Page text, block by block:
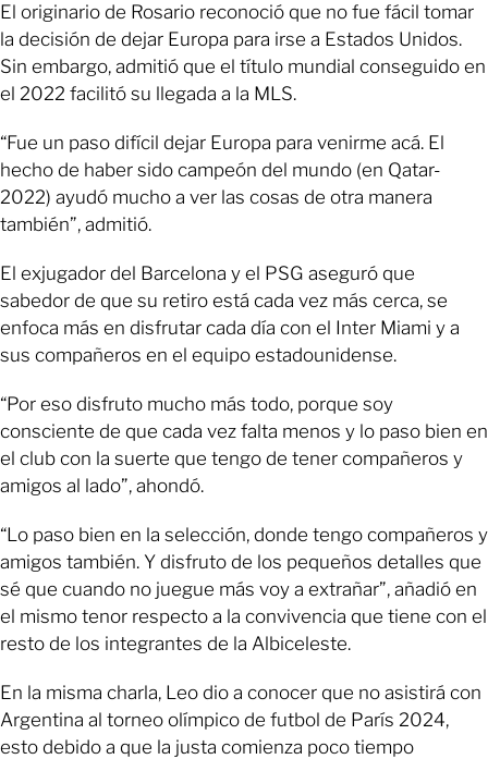
El originario de Rosario reconoció que no fue fácil tomar
la decisión de dejar Europa para irse a Estados Unidos.
Sin embargo, admitió que el título mundial conseguido en
el 2022 facilitó su llegada a la MLS.
“Fue un paso difícil dejar Europa para venirme acá. El
hecho de haber sido campeón del mundo (en Qatar-
2022) ayudó mucho a ver las cosas de otra manera
también”, admitió.
El exjugador del Barcelona y el PSG aseguró que
sabedor de que su retiro está cada vez más cerca, se
enfoca más en disfrutar cada día con el Inter Miami y a
sus compañeros en el equipo estadounidense.
“Por eso disfruto mucho más todo, porque soy
consciente de que cada vez falta menos y lo paso bien en
el club con la suerte que tengo de tener compañeros y
amigos al lado”, ahondó.
“Lo paso bien en la selección, donde tengo compañeros y
amigos también. Y disfruto de los pequeños detalles que
sé que cuando no juegue más voy a extrañar”, añadió en
el mismo tenor respecto a la convivencia que tiene con el
resto de los integrantes de la Albiceleste.
En la misma charla, Leo dio a conocer que no asistirá con
Argentina al torneo olímpico de futbol de París 2024,
esto debido a que la justa comienza poco tiempo